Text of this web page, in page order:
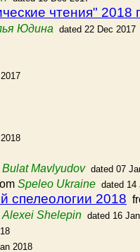
чтения" 2018
Юдина dated 22 Dec 2017
Bulat Mavlyudov dated 07
Speleo Ukraine dated 14
спелеологии 2018
Alexei Shelepin dated 16
2018